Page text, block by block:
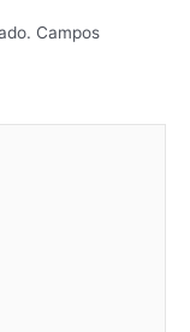
Campos